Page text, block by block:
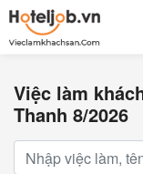
Việc làm
Thanh 8/2026